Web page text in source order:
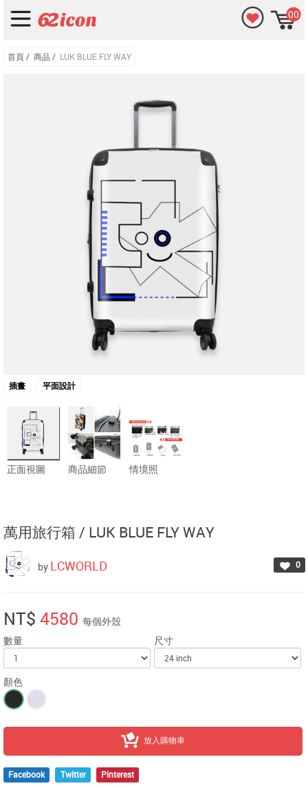
00
首頁/ 商品 / LUK BLUE FLY WAY
插畫 平面設計
正面視圖 商品細節 情境照
萬用旅行箱 / LUK BLUE FLY WAY
0
by LCWORLD
NT$ 4580 每個外殼
數量
尺寸
顏色
放入購物車
Facebook Twitter Pinterest